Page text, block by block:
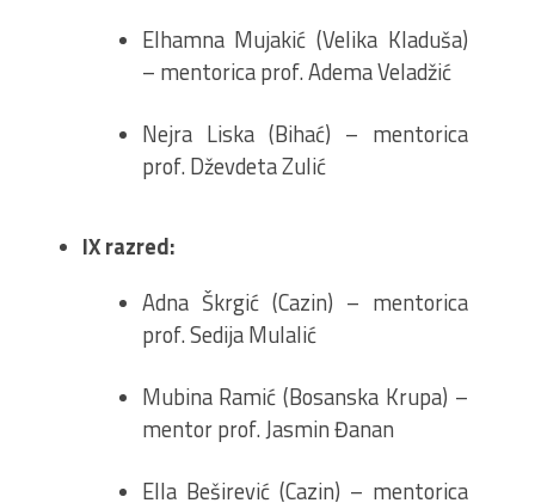
Elhamna Mujakić (Velika Kladuša)
– mentorica prof. Adema Veladžić
Nejra Liska (Bihać) – mentorica
prof. Dževdeta Zulić
IX razred:
Adna Škrgić (Cazin) – mentorica
prof. Sedija Mulalić
Mubina Ramić (Bosanska Krupa) –
mentor prof. Jasmin Đanan
Ella Beširević (Cazin) – mentorica